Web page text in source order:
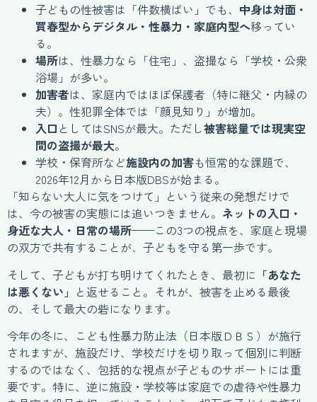
子どもの性被害は「件数横ばい」でも、 中身は対面・
買春型からデジタル・性暴力・家庭内型へ移ってい
る。
場所は、性暴力なら「住宅」、盗撮なら「学校・公衆
浴場」が多い。
加害者は、家庭内ではほぼ保護者（特に継父・内縁の
夫）。性犯罪全体では「顔見知り」が増加。
入口 としてはSNSが最大。ただし被害総量では現実空
間の盗撮が最大。
学校・保育所など施設内の加害も恒常的な課題で、
2026年12月から日本版DBSが始まる。
「知らない大人に気をつけて」という従来の発想だけで
は、今の被害の実態には追いつきません。 ネットの入口・
身近な大人・日常の場所——この3つの視点を、家庭と現場
の双方で共有することが、子どもを守る第一歩です。
そして、子どもが打ち明けてくれたとき、最初に 「あなた
は悪くない」 と返せること。それが、被害を止める最後
の、そして最大の砦になります。
今年の冬に、こども性暴力防止法（日本版ＤＢＳ）が施行
されますが、施設だけ、学校だけを切り取って個別に判断
するのではなく、包括的な視点が子どものサポートには重
要です。特に、逆に施設・学校等は家庭での虐待や性暴力